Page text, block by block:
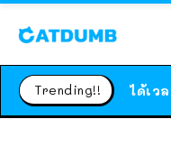
Trending!!